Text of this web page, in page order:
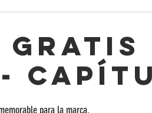
-
para la marca.